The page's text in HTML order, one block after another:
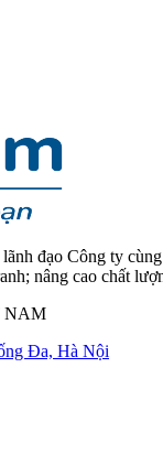
đạo Công ty
nâng cao chất
NAM
Đa, Hà Nội